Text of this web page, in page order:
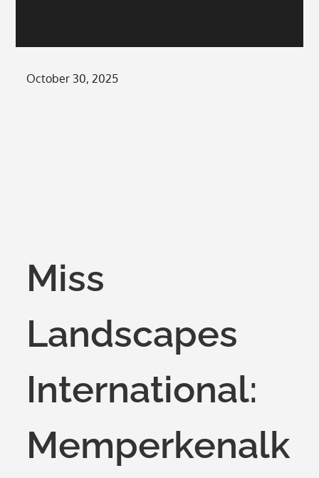
Posted
October 30, 2025
Miss
Landscapes
International:
Memperkenalk